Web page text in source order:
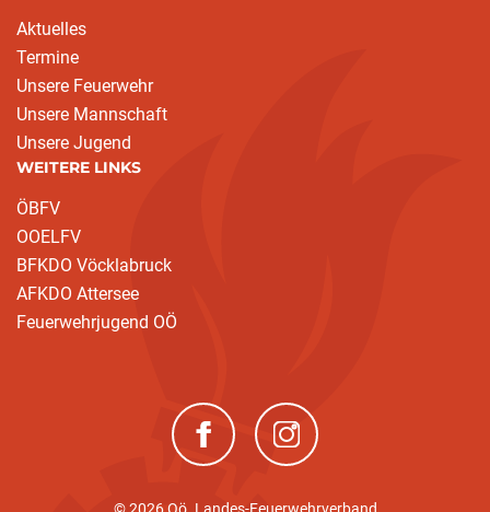
Aktuelles
Termine
Unsere Feuerwehr
Unsere Mannschaft
Unsere Jugend
WEITERE LINKS
ÖBFV
OOELFV
BFKDO Vöcklabruck
AFKDO Attersee
Feuerwehrjugend OÖ
(neues Fenster)(neues Fenster)